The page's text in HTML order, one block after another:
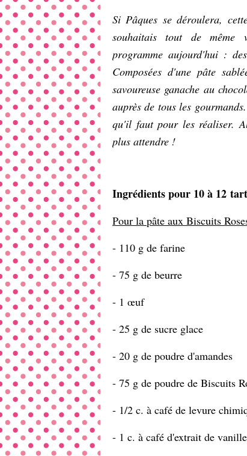
Si Pâques se déroulera,
souhaitais tout de même
programme aujourd'hui :
Composées d'une pâte
savoureuse ganache au
auprès de tous les
qu'il faut pour les réaliser.
plus attendre !
Ingrédients pour 10 à 12
Pour la pâte aux Biscuits
- 110 g de farine
- 75 g de beurre
- 1 œuf
- 25 g de sucre glace
- 20 g de poudre d'amandes
- 75 g de poudre de Biscuits
- 1/2 c. à café de levure
- 1 c. à café d'extrait de vanille